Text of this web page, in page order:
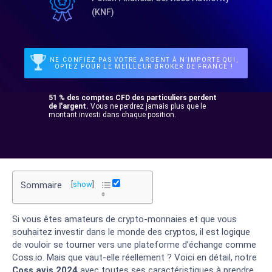
(KNF)
NE CONFIEZ PAS VOTRE ARGENT À N’IMPORTE QUI,
OPTEZ POUR LE MEILLEUR BROKER DE FRANCE !
51 % des comptes CFD des particuliers perdent
de l'argent. Vous ne perdrez jamais plus que le
montant investi dans chaque position.
Sommaire show
Si vous êtes amateurs de crypto-monnaies et que vous
souhaitez investir dans le monde des cryptos, il est logique
de vouloir se tourner vers une plateforme d’échange comme
Coss.io. Mais que vaut-elle réellement ? Voici en détail, notre